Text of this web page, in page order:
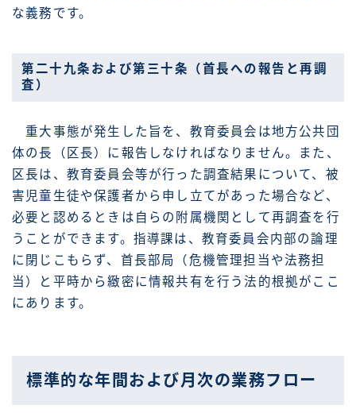
な義務です。
第二十九条および第三十条（首長への報告と再調
査）
重大事態が発生した旨を、教育委員会は地方公共団
体の長（区長）に報告しなければなりません。また、
区長は、教育委員会等が行った調査結果について、被
害児童生徒や保護者から申し立てがあった場合など、
必要と認めるときは自らの附属機関として再調査を行
うことができます。指導課は、教育委員会内部の論理
に閉じこもらず、首長部局（危機管理担当や法務担
当）と平時から緻密に情報共有を行う法的根拠がここ
にあります。
標準的な年間および月次の業務フロー